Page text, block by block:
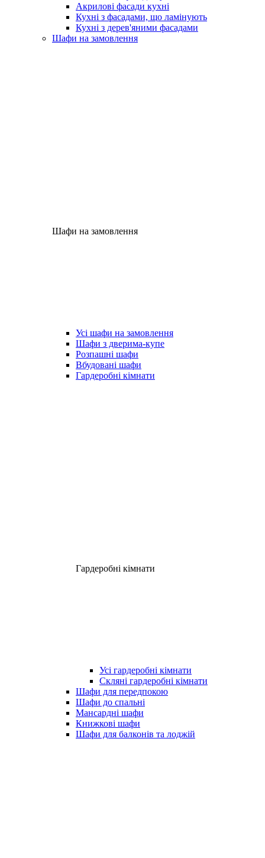
Акрилові фасади кухні
Кухні з фасадами, що ламінують
Кухні з дерев'яними фасадами
Шафи на замовлення
Шафи на замовлення
Усі шафи на замовлення
Шафи з дверима-купе
Розпашні шафи
Вбудовані шафи
Гардеробні кімнати
Гардеробні кімнати
Усі гардеробні кімнати
Скляні гардеробні кімнати
Шафи для передпокою
Шафи до спальні
Мансардні шафи
Книжкові шафи
Шафи для балконів та лоджій